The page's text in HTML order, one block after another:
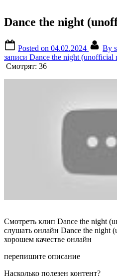
Dance the night
Posted on 04.02.2024 By
записи Dance the night (unofficial
Смотрят: 36
Смотреть клип Dance the night
слушать онлайн Dance the night
хорошем качестве онлайн
перепишите описание
Насколько полезен контент?